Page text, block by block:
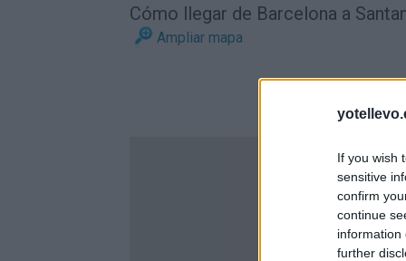
If you wish
sensitive
confirm
continue
information
further
Cómo llegar de Barcelona a
Ampliar mapa